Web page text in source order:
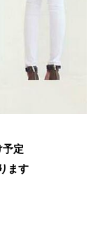
予定
ます